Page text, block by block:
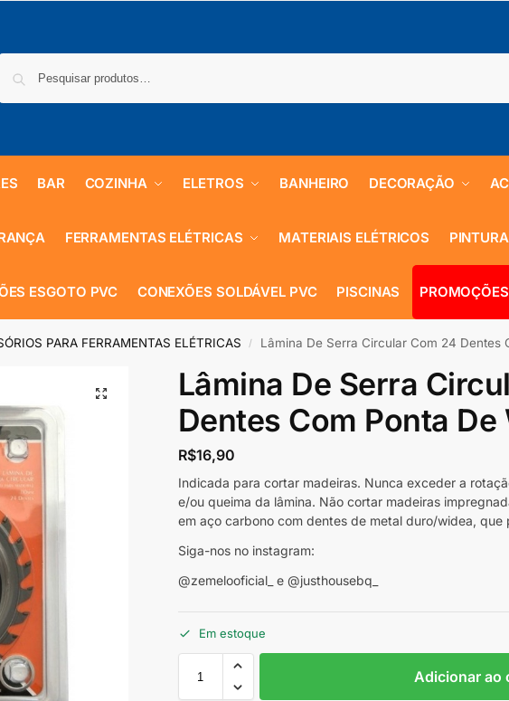
BAR COZINHA ELETROS BANHEIRO DECORAÇÃO
FERRAMENTAS ELÉTRICAS MATERIAIS ELÉTRICOS PINTURA
ESGOTO PVC CONEXÕES SOLDÁVEL PVC PISCINAS PROMOÇÕES
PARA FERRAMENTAS ELÉTRICAS / Lâmina De Serra Circular Com 24 Dentes
Lâmina De Serra
Dentes Com Ponta De
R$16,90
Indicada para cortar madeiras. Nunca exceder a
e/ou queima da lâmina. Não cortar madeiras
em aço carbono com dentes de metal duro/widea, que
Siga-nos no instagram:
@zemelooficial_ e @justhousebq_
Em estoque
Adicionar ao